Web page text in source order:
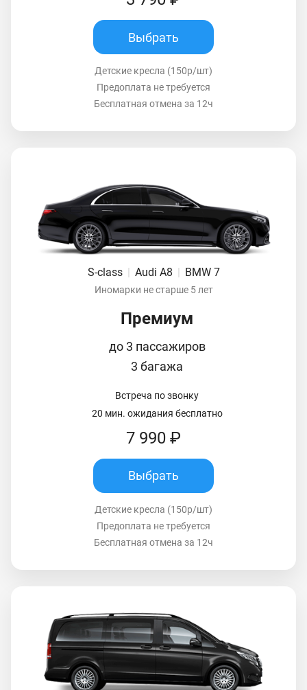
Выбрать
Детские кресла (150р/шт)
Предоплата не требуется
Бесплатная отмена за 12ч
S-class | Audi A8 | BMW 7
Иномарки не старше 5 лет
Премиум
до 3 пассажиров
3 багажа
Встреча по звонку
20 мин. ожидания бесплатно
7 990 ₽
Выбрать
Детские кресла (150р/шт)
Предоплата не требуется
Бесплатная отмена за 12ч